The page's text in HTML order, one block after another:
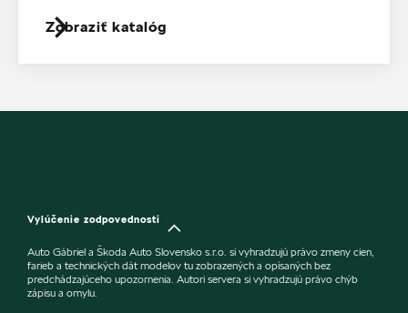
Zobraziť katalóg
Vylúčenie zodpovednosti
Auto Gábriel a Škoda Auto Slovensko s.r.o. si vyhradzujú právo zmeny cien,
farieb a technických dát modelov tu zobrazených a opísaných bez
predchádzajúceho upozornenia. Autori servera si vyhradzujú právo chýb
zápisu a omylu.